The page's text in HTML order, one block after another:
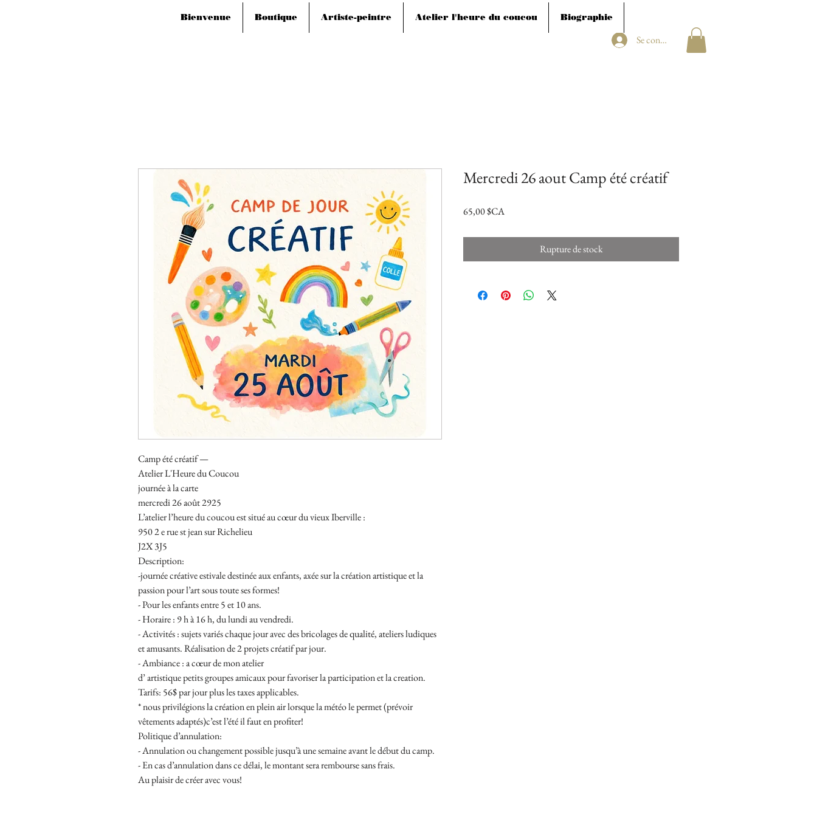
Se connecter
Camp été créatif —
Atelier L'Heure du Coucou
journée à la carte
mercredi 26 août 2925
L’atelier l’heure du coucou est situé au cœur du vieux Iberville :
950 2 e rue st jean sur Richelieu
J2X 3J5
Description:
-journée créative estivale destinée aux enfants, axée sur la création artistique et la
passion pour l’art sous toute ses formes!
- Pour les enfants entre 5 et 10 ans.
- Horaire : 9 h à 16 h, du lundi au vendredi.
- Activités : sujets variés chaque jour avec des bricolages de qualité, ateliers ludiques
et amusants. Réalisation de 2 projets créatif par jour.
- Ambiance : a cœur de mon atelier
d’ artistique petits groupes amicaux pour favoriser la participation et la creation.
Tarifs: 56$ par jour plus les taxes applicables.
* nous privilégions la création en plein air lorsque la météo le permet (prévoir
vêtements adaptés)c’est l’été il faut en profiter!
Politique d’annulation:
- Annulation ou changement possible jusqu’à une semaine avant le début du camp.
- En cas d’annulation dans ce délai, le montant sera rembourse sans frais.
Au plaisir de créer avec vous!
Mercredi 26 aout Camp été créatif
65,00 $CA
Rupture de stock
Bienvenue Boutique Artiste-peintre Atelier l'heure du coucou Biographie